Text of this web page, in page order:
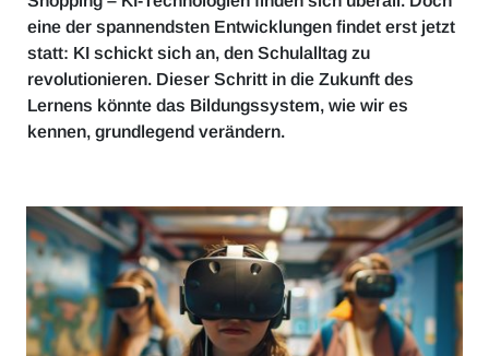
eine der spannendsten Entwicklungen findet erst jetzt
statt: KI schickt sich an, den Schulalltag zu
revolutionieren. Dieser Schritt in die Zukunft des
Lernens könnte das Bildungssystem, wie wir es
kennen, grundlegend verändern.